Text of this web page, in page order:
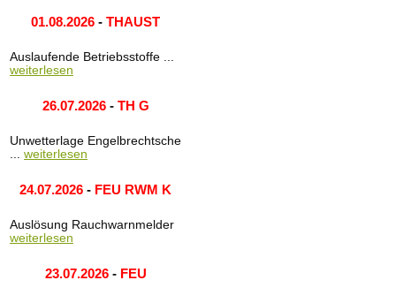
01.08.2026 - THAUST
Auslaufende Betriebsstoffe ...
weiterlesen
26.07.2026- TH G
Unwetterlage Engelbrechtsche
... weiterlesen
24.07.2026 - FEU RWM K
Auslösung Rauchwarnmelder
weiterlesen
23.07.2026- FEU